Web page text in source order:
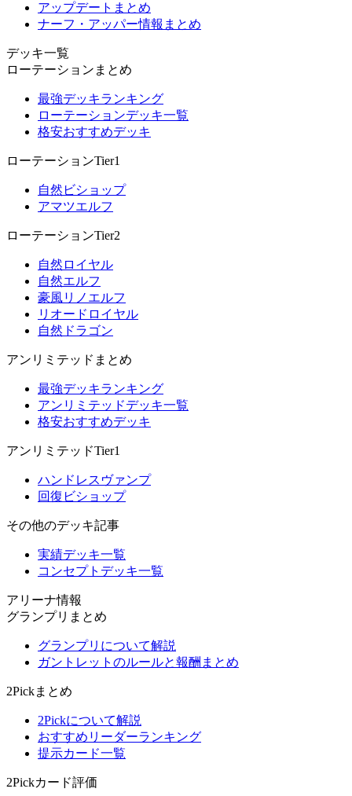
アップデートまとめ
ナーフ・アッパー情報まとめ
デッキ一覧
ローテーションまとめ
最強デッキランキング
ローテーションデッキ一覧
格安おすすめデッキ
ローテーションTier1
自然ビショップ
アマツエルフ
ローテーションTier2
自然ロイヤル
自然エルフ
豪風リノエルフ
リオードロイヤル
自然ドラゴン
アンリミテッドまとめ
最強デッキランキング
アンリミテッドデッキ一覧
格安おすすめデッキ
アンリミテッドTier1
ハンドレスヴァンプ
回復ビショップ
その他のデッキ記事
実績デッキ一覧
コンセプトデッキ一覧
アリーナ情報
グランプリまとめ
グランプリについて解説
ガントレットのルールと報酬まとめ
2Pickまとめ
2Pickについて解説
おすすめリーダーランキング
提示カード一覧
2Pickカード評価